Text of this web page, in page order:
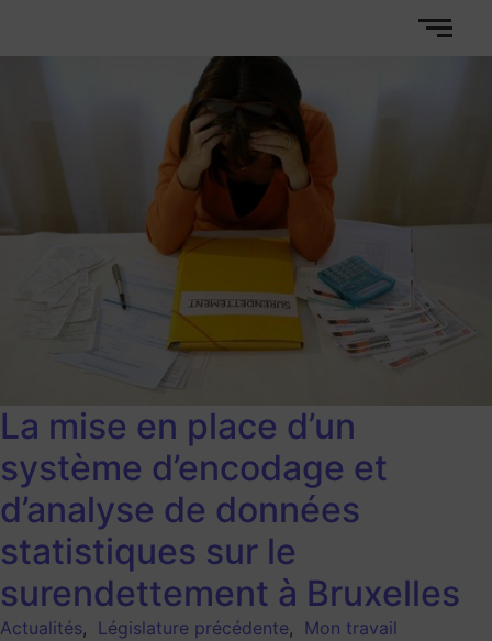
La mise en place d’un
système d’encodage et
d’analyse de données
statistiques sur le
surendettement à Bruxelles
Actualités, Législature précédente, Mon travail